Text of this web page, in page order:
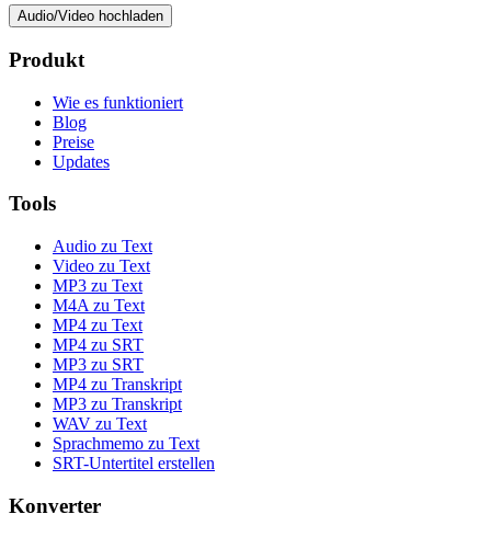
Audio/Video hochladen
Produkt
Wie es funktioniert
Blog
Preise
Updates
Tools
Audio zu Text
Video zu Text
MP3 zu Text
M4A zu Text
MP4 zu Text
MP4 zu SRT
MP3 zu SRT
MP4 zu Transkript
MP3 zu Transkript
WAV zu Text
Sprachmemo zu Text
SRT-Untertitel erstellen
Konverter